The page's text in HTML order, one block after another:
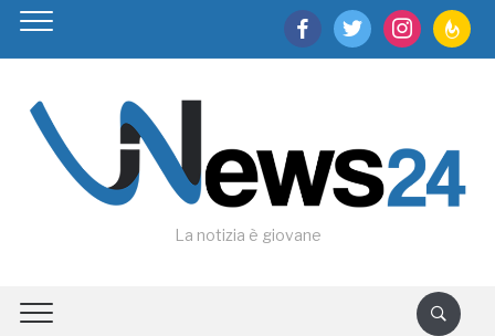
facebooktwitter instagram
La notizia è giovane